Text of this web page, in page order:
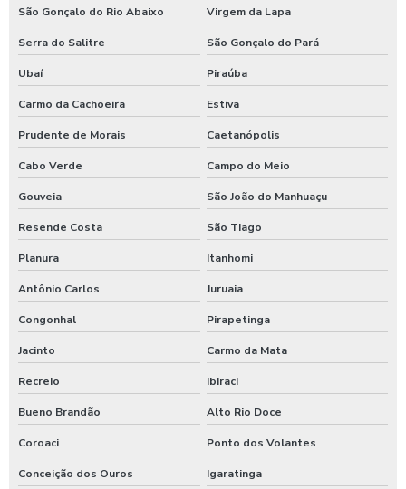
São Gonçalo do Rio Abaixo Virgem da Lapa
Serra do Salitre São Gonçalo do Pará
Ubaí Piraúba
Carmo da Cachoeira Estiva
Prudente de Morais Caetanópolis
Cabo Verde Campo do Meio
Gouveia São João do Manhuaçu
Resende Costa São Tiago
Planura Itanhomi
Antônio Carlos Juruaia
Congonhal Pirapetinga
Jacinto Carmo da Mata
Recreio Ibiraci
Bueno Brandão Alto Rio Doce
Coroaci Ponto dos Volantes
Conceição dos Ouros Igaratinga